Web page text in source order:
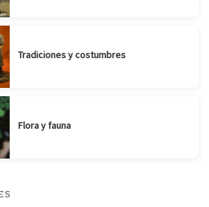
Tradiciones y costumbres
Flora y fauna